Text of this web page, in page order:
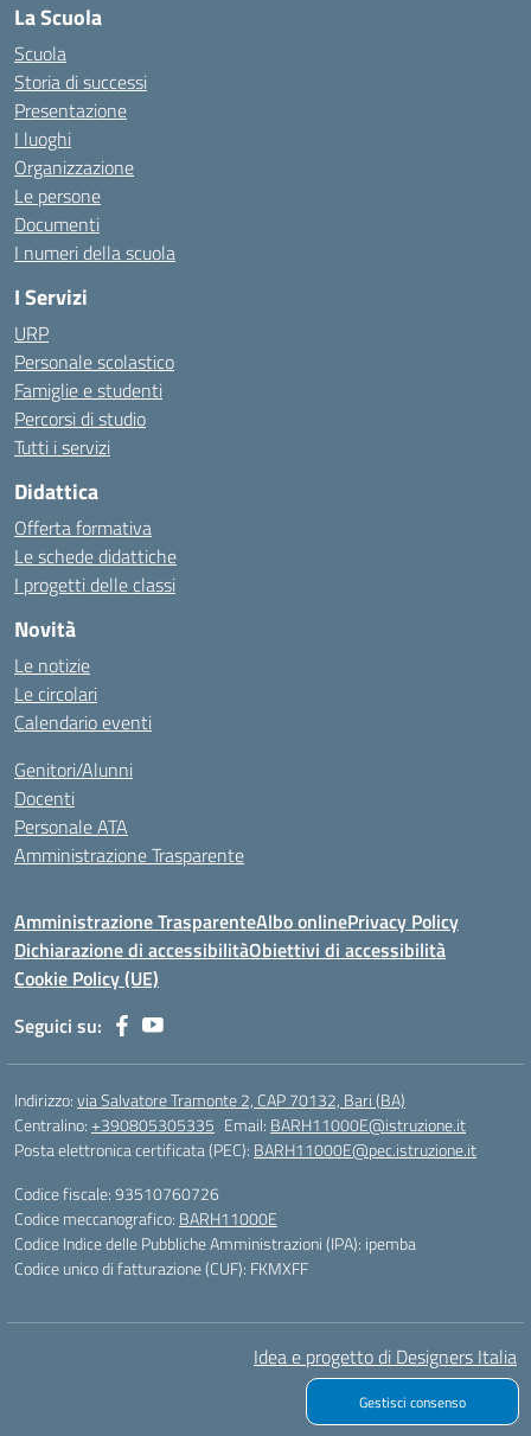
La Scuola
Scuola
Storia di successi
Presentazione
I luoghi
Organizzazione
Le persone
Documenti
I numeri della scuola
I Servizi
URP
Personale scolastico
Famiglie e studenti
Percorsi di studio
Tutti i servizi
Didattica
Offerta formativa
Le schede didattiche
I progetti delle classi
Novità
Le notizie
Le circolari
Calendario eventi
Genitori/Alunni
Docenti
Personale ATA
Amministrazione Trasparente
Amministrazione TrasparenteAlbo onlinePrivacy Policy
Dichiarazione di accessibilitàObiettivi di accessibilità
Cookie Policy (UE)
Seguici su:
Indirizzo:via Salvatore Tramonte 2, CAP 70132, Bari (BA)
Centralino:+390805305335 Email: BARH11000E@istruzione.it
Posta elettronica certificata (PEC): BARH11000E@pec.istruzione.it
Codice fiscale: 93510760726
Codice meccanografico: BARH11000E
Codice Indice delle Pubbliche Amministrazioni (IPA): ipemba
Codice unico di fatturazione (CUF): FKMXFF
Idea e progetto di Designers Italia
Gestisci consenso